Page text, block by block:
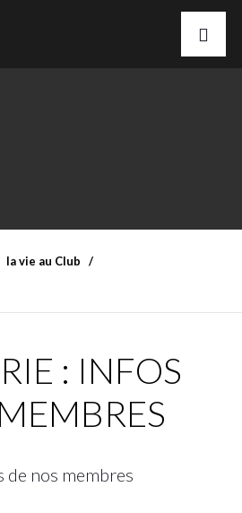
la vie au Club
: INFOS
de nos membres